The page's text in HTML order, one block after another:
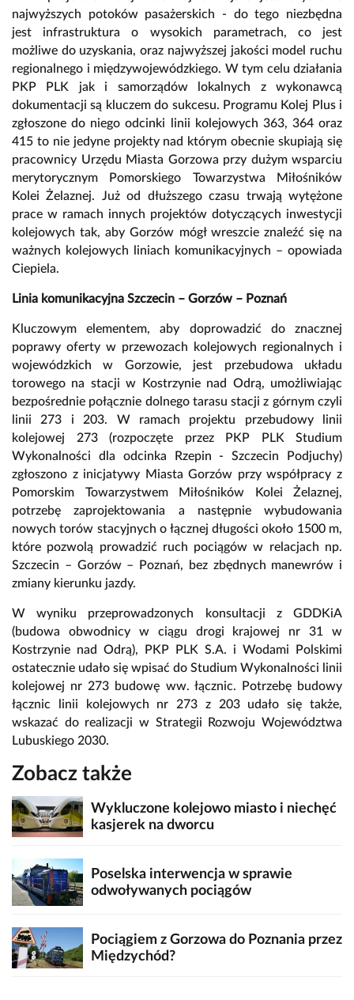
najwyższych potoków pasażerskich - do tego niezbędna
jest infrastruktura o wysokich parametrach, co jest
możliwe do uzyskania, oraz najwyższej jakości model ruchu
regionalnego i międzywojewódzkiego. W tym celu działania
PKP PLK jak i samorządów lokalnych z wykonawcą
dokumentacji są kluczem do sukcesu. Programu Kolej Plus i
zgłoszone do niego odcinki linii kolejowych 363, 364 oraz
415 to nie jedyne projekty nad którym obecnie skupiają się
pracownicy Urzędu Miasta Gorzowa przy dużym wsparciu
merytorycznym Pomorskiego Towarzystwa Miłośników
Kolei Żelaznej. Już od dłuższego czasu trwają wytężone
prace w ramach innych projektów dotyczących inwestycji
kolejowych tak, aby Gorzów mógł wreszcie znaleźć się na
ważnych kolejowych liniach komunikacyjnych – opowiada
Ciepiela.
Linia komunikacyjna Szczecin – Gorzów – Poznań
Kluczowym elementem, aby doprowadzić do znacznej
poprawy oferty w przewozach kolejowych regionalnych i
wojewódzkich w Gorzowie, jest przebudowa układu
torowego na stacji w Kostrzynie nad Odrą, umożliwiając
bezpośrednie połącznie dolnego tarasu stacji z górnym czyli
linii 273 i 203. W ramach projektu przebudowy linii
kolejowej 273 (rozpoczęte przez PKP PLK Studium
Wykonalności dla odcinka Rzepin - Szczecin Podjuchy)
zgłoszono z inicjatywy Miasta Gorzów przy współpracy z
Pomorskim Towarzystwem Miłośników Kolei Żelaznej,
potrzebę zaprojektowania a następnie wybudowania
nowych torów stacyjnych o łącznej długości około 1500 m,
które pozwolą prowadzić ruch pociągów w relacjach np.
Szczecin – Gorzów – Poznań, bez zbędnych manewrów i
zmiany kierunku jazdy.
W wyniku przeprowadzonych konsultacji z GDDKiA
(budowa obwodnicy w ciągu drogi krajowej nr 31 w
Kostrzynie nad Odrą), PKP PLK S.A. i Wodami Polskimi
ostatecznie udało się wpisać do Studium Wykonalności linii
kolejowej nr 273 budowę ww. łącznic. Potrzebę budowy
łącznic linii kolejowych nr 273 z 203 udało się także,
wskazać do realizacji w Strategii Rozwoju Województwa
Lubuskiego 2030.
Zobacz także
Wykluczone kolejowo miasto i niechęć
kasjerek na dworcu
Poselska interwencja w sprawie
odwoływanych pociągów
Pociągiem z Gorzowa do Poznania przez
Międzychód?